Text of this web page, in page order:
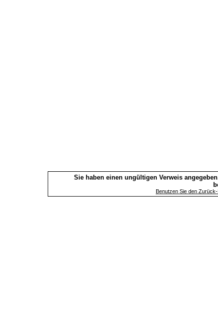
Sie haben einen ungültigen Verweis
Benutzen Sie den